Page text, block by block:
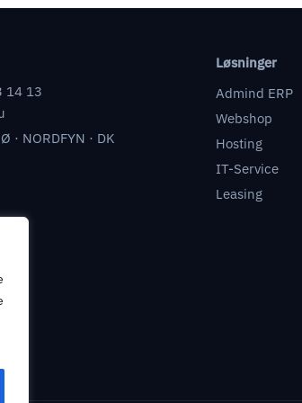
14 13
· NORDFYN · DK
Løsninger
Admind ERP
Webshop
Hosting
IT-Service
Leasing